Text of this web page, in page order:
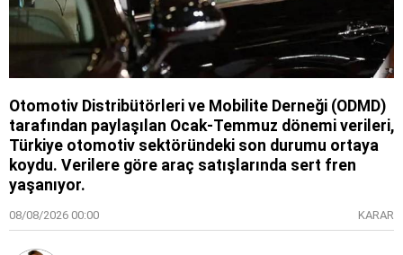
Otomotiv Distribütörleri ve Mobilite Derneği (ODMD)
tarafından paylaşılan Ocak-Temmuz dönemi verileri,
Türkiye otomotiv sektöründeki son durumu ortaya
koydu. Verilere göre araç satışlarında sert fren
yaşanıyor.
08/08/2026 00:00 KARAR